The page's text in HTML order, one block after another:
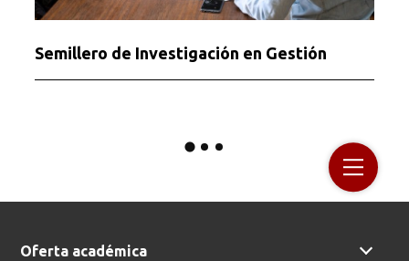
Semillero de Investigación en Gestión
Oferta académica